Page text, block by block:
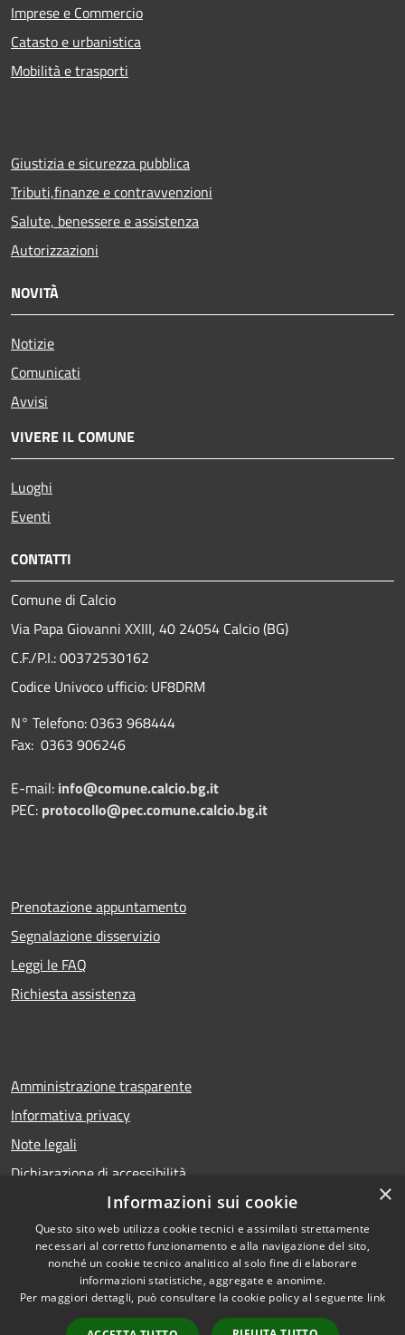
Imprese e Commercio
Catasto e urbanistica
Mobilità e trasporti
Giustizia e sicurezza pubblica
Tributi,finanze e contravvenzioni
Salute, benessere e assistenza
Autorizzazioni
NOVITÀ
Notizie
Comunicati
Avvisi
VIVERE IL COMUNE
Luoghi
Eventi
CONTATTI
Comune di Calcio
Via Papa Giovanni XXIII, 40 24054 Calcio (BG)
C.F./P.I.: 00372530162
Codice Univoco ufficio: UF8DRM
N° Telefono: 0363 968444
Fax: 0363 906246
E-mail: info@comune.calcio.bg.it
PEC: protocollo@pec.comune.calcio.bg.it
Prenotazione appuntamento
Segnalazione disservizio
Leggi le FAQ
Richiesta assistenza
Amministrazione trasparente
Informativa privacy
Note legali
Dichiarazione di accessibilità
RSS
Accessibilità
Privacy
Copyright © 2026 • Comune di
Calcio • Powered by
Municipium•Accesso
redazione
×
Informazioni sui cookie
Questo sito web utilizza cookie tecnici e assimilati strettamente
necessari al corretto funzionamento e alla navigazione del sito,
nonché un cookie tecnico analitico al solo fine di elaborare
informazioni statistiche, aggregate e anonime.
Per maggiori dettagli, può consultare la cookie policy al seguente link